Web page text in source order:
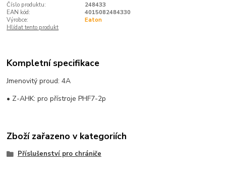
Číslo produktu:
248433
EAN kód:
4015082484330
Výrobce:
Eaton
Hlídat tento produkt
Kompletní specifikace
Jmenovitý proud: 4A
• Z-AHK: pro přístroje PHF7-2p
Zboží zařazeno v kategoriích
Příslušenství pro chrániče